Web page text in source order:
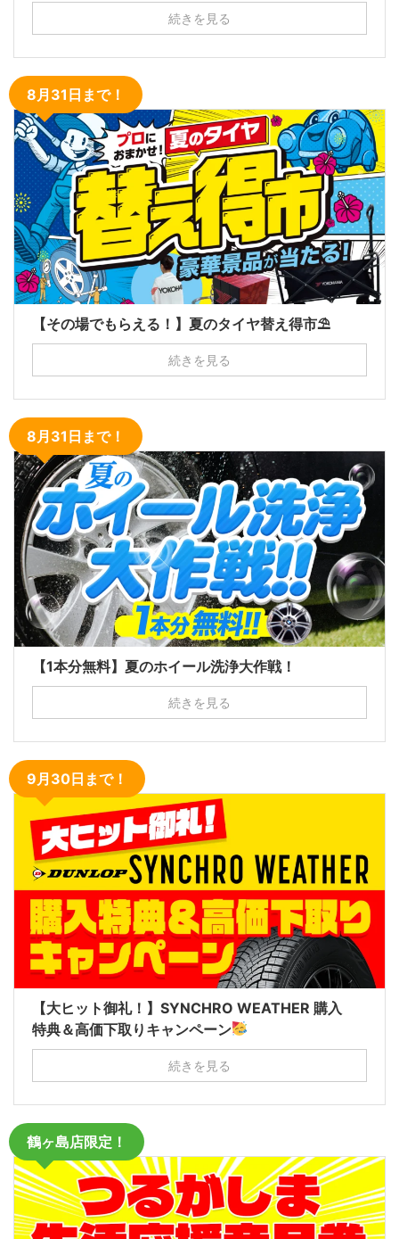
続きを見る
8月31日まで！
【その場でもらえる！】夏のタイヤ替え得市⛱
続きを見る
8月31日まで！
【1本分無料】夏のホイール洗浄大作戦！
続きを見る
9月30日まで！
【大ヒット御礼！】SYNCHRO WEATHER 購入
特典＆高価下取りキャンペーン
続きを見る
鶴ヶ島店限定！